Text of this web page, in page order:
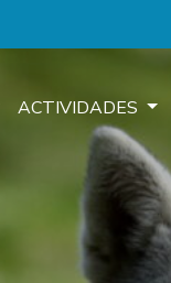
ACTIVIDADES